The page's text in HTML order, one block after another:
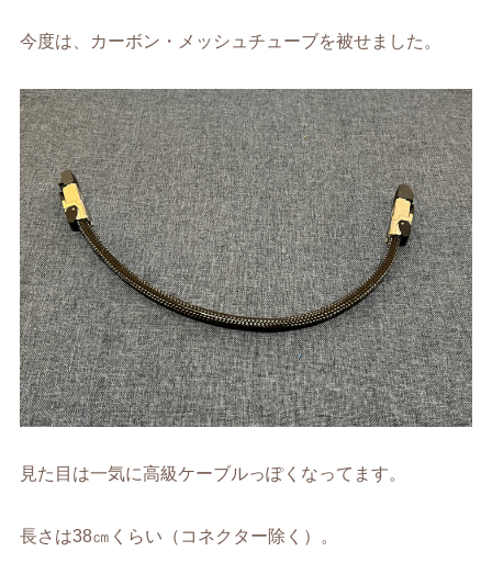
今度は、カーボン・メッシュチューブを被せました。
見た目は一気に高級ケーブルっぽくなってます。
長さは38㎝くらい（コネクター除く）。